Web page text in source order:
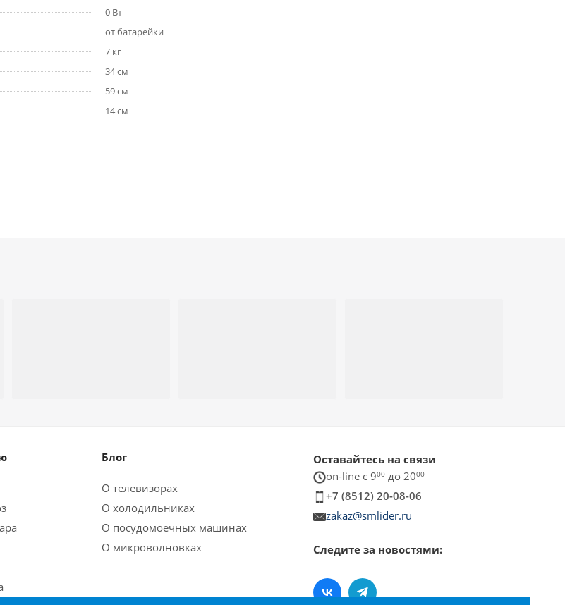
0 Вт
от батарейки
7 кг
34 см
59 см
14 см
Блог
О телевизорах
О холодильниках
О посудомоечных машинах
О микроволновках
Оставайтесь на связи
on-line c 900 до 2000
+7 (8512) 20-08-06
zakaz@smlider.ru
Следите за новостями: